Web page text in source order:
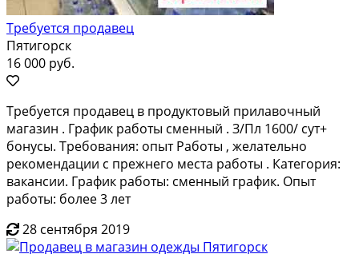
Требуется продавец
Пятигорск
16 000 руб.
Требуется продавец в продуктовый прилавочный
магазин . График работы сменный . З/Пл 1600/ сут+
бонусы. Требования: опыт Работы , желательно
рекомендации с прежнего места работы . Категория:
вакансии. График работы: сменный график. Опыт
работы: более 3 лет
28 сентября 2019